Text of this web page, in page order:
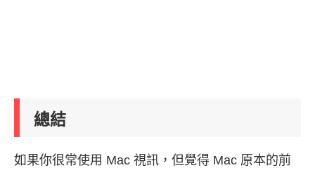
總結
如果你很常使用 Mac 視訊，但覺得 Mac 原本的前